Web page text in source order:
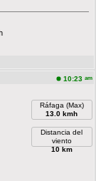
10:23 am
Ráfaga (Max)
13.0 kmh
Distancia del
viento
10 km